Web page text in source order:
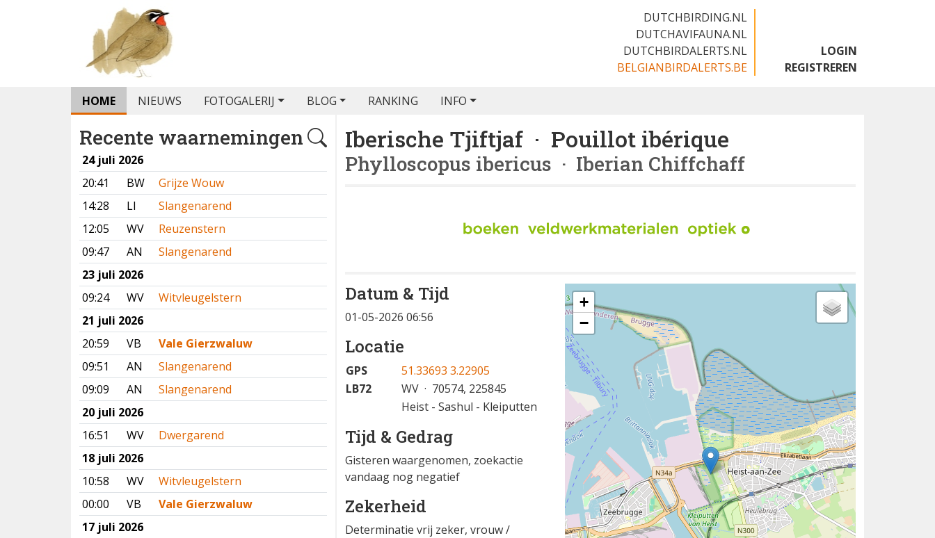
DUTCHBIRDING.NL
DUTCHAVIFAUNA.NL
DUTCHBIRDALERTS.NL
BELGIANBIRDALERTS.BE
LOGIN
REGISTREREN
HOME NIEUWS FOTOGALERIJ BLOG RANKING INFO
Recente waarnemingen
24 juli 2026
20:41
BW
Grijze Wouw
14:28
LI
Slangenarend
12:05
WV
Reuzenstern
09:47
AN
Slangenarend
23 juli 2026
09:24
WV
Witvleugelstern
21 juli 2026
20:59
VB
Vale Gierzwaluw
09:51
AN
Slangenarend
09:09
AN
Slangenarend
20 juli 2026
16:51
WV
Dwergarend
18 juli 2026
10:58
WV
Witvleugelstern
00:00
VB
Vale Gierzwaluw
17 juli 2026
Iberische Tjiftjaf · Pouillot ibérique
Phylloscopus ibericus · Iberian Chiffchaff
Datum & Tijd
01-05-2026 06:56
Locatie
GPS
51.33693 3.22905
LB72
WV · 70574, 225845
Heist - Sashul - Kleiputten
Tijd & Gedrag
Gisteren waargenomen, zoekactie
vandaag nog negatief
Zekerheid
Determinatie vrij zeker, vrouw /
+
−